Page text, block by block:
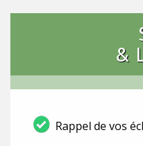
&
Rappel de vos